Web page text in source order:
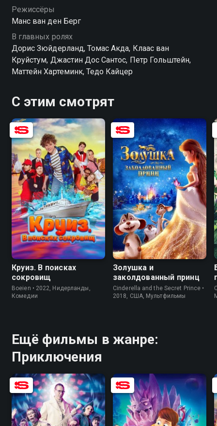
Режиссёры
Манс ван ден Берг
В главных ролях
Дорис Зюйдерланд, Томас Акда, Клаас ван
Круйстум, Джастин Дос Сантос, Петр Гольштейн,
Маттейн Хартеминк, Тедо Кайцер
С этим смотрят
7.3 4.3
Круиз. В поисках
сокровищ
Boeien • 2022, Нидерланды,
Комедии
6.8 4.4
Золушка и
заколдованный принц
Cinderella and the Secret Prince •
2018, США, Мультфильмы
Ещё фильмы в жанре:
Приключения